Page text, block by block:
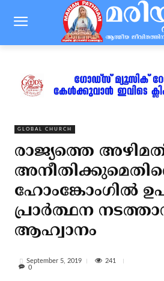
GLOBAL CHURCH
രാജ്യത്തെ
ഹോംങ്കോംഗില്‍
പ്രാര്‍ത്ഥന
ആഹ്വാനം
September 5, 2019
241
0